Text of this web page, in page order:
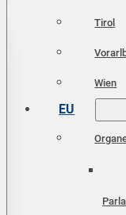
Tirol
Wien
EU